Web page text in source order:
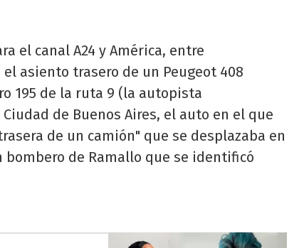
el canal A24 y América, entre
asiento trasero de un Peugeot 408
195 de la ruta 9 (la autopista
de Buenos Aires, el auto en el que
de un camión" que se desplazaba en
de Ramallo que se identificó